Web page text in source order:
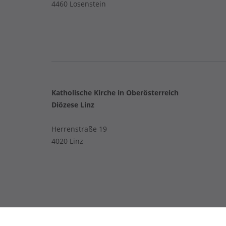
4460 Losenstein
Katholische Kirche in Oberösterreich
Diözese Linz
Herrenstraße 19
4020 Linz